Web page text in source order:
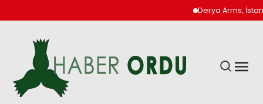
Derya Arms, İstanbul